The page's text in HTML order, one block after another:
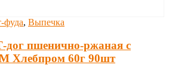
фуда, Выпечка
пшенично-ржаная с
Хлебпром 60г 90шт